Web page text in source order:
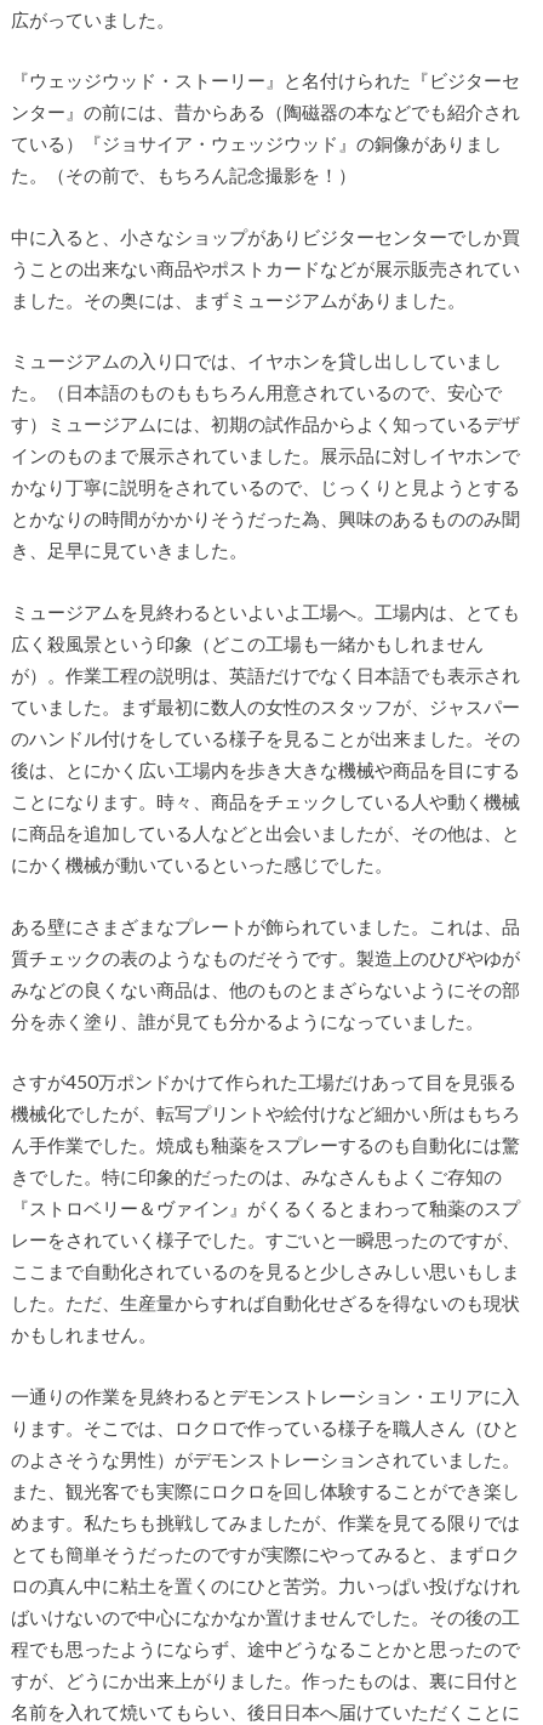
広がっていました。
『ウェッジウッド・ストーリー』と名付けられた『ビジターセ
ンター』の前には、昔からある（陶磁器の本などでも紹介され
ている）『ジョサイア・ウェッジウッド』の銅像がありまし
た。（その前で、もちろん記念撮影を！）
中に入ると、小さなショップがありビジターセンターでしか買
うことの出来ない商品やポストカードなどが展示販売されてい
ました。その奥には、まずミュージアムがありました。
ミュージアムの入り口では、イヤホンを貸し出ししていまし
た。（日本語のものももちろん用意されているので、安心で
す）ミュージアムには、初期の試作品からよく知っているデザ
インのものまで展示されていました。展示品に対しイヤホンで
かなり丁寧に説明をされているので、じっくりと見ようとする
とかなりの時間がかかりそうだった為、興味のあるもののみ聞
き、足早に見ていきました。
ミュージアムを見終わるといよいよ工場へ。工場内は、とても
広く殺風景という印象（どこの工場も一緒かもしれません
が）。作業工程の説明は、英語だけでなく日本語でも表示され
ていました。まず最初に数人の女性のスタッフが、ジャスパー
のハンドル付けをしている様子を見ることが出来ました。その
後は、とにかく広い工場内を歩き大きな機械や商品を目にする
ことになります。時々、商品をチェックしている人や動く機械
に商品を追加している人などと出会いましたが、その他は、と
にかく機械が動いているといった感じでした。
ある壁にさまざまなプレートが飾られていました。これは、品
質チェックの表のようなものだそうです。製造上のひびやゆが
みなどの良くない商品は、他のものとまざらないようにその部
分を赤く塗り、誰が見ても分かるようになっていました。
さすが450万ポンドかけて作られた工場だけあって目を見張る
機械化でしたが、転写プリントや絵付けなど細かい所はもちろ
ん手作業でした。焼成も釉薬をスプレーするのも自動化には驚
きでした。特に印象的だったのは、みなさんもよくご存知の
『ストロベリー＆ヴァイン』がくるくるとまわって釉薬のスプ
レーをされていく様子でした。すごいと一瞬思ったのですが、
ここまで自動化されているのを見ると少しさみしい思いもしま
した。ただ、生産量からすれば自動化せざるを得ないのも現状
かもしれません。
一通りの作業を見終わるとデモンストレーション・エリアに入
ります。そこでは、ロクロで作っている様子を職人さん（ひと
のよさそうな男性）がデモンストレーションされていました。
また、観光客でも実際にロクロを回し体験することができ楽し
めます。私たちも挑戦してみましたが、作業を見てる限りでは
とても簡単そうだったのですが実際にやってみると、まずロク
ロの真ん中に粘土を置くのにひと苦労。力いっぱい投げなけれ
ばいけないので中心になかなか置けませんでした。その後の工
程でも思ったようにならず、途中どうなることかと思ったので
すが、どうにか出来上がりました。作ったものは、裏に日付と
名前を入れて焼いてもらい、後日日本へ届けていただくことに